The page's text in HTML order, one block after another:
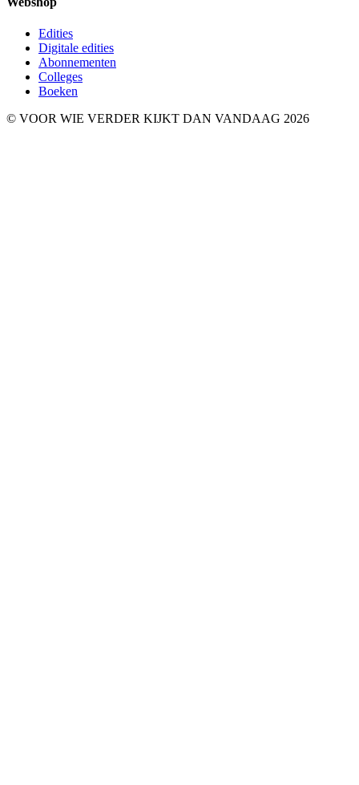
Edities
Digitale edities
Abonnementen
Colleges
Boeken
© VOOR WIE VERDER KIJKT DAN VANDAAG 2026